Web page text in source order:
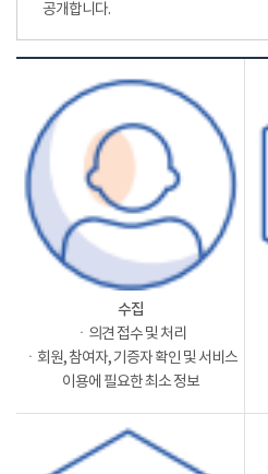
공개합니다.
수집
ㆍ의견 접수 및 처리
ㆍ회원, 참여자, 기증자 확인 및 서비스
이용에 필요한 최소 정보